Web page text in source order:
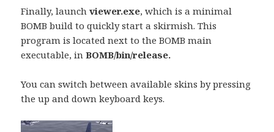
Finally, launchviewer.exe, which is a minimal
BOMB build to quickly start a skirmish. This
program is located next to the BOMB main
executable, inBOMB/bin/release.
You can switch between available skins by pressing
the up and down keyboard keys.